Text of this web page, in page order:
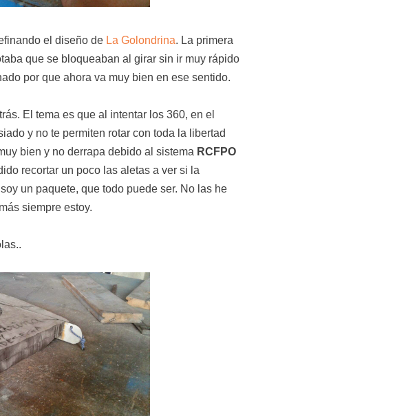
el diseño de La Golondrina. La primera
que se bloqueaban al girar sin ir muy rápido
por que ahora va muy bien en ese sentido.
El tema es que al intentar los 360, en el
y no te permiten rotar con toda la libertad
bien y no derrapa debido al sistema RCFPO
recortar un poco las aletas a ver si la
un paquete, que todo puede ser. No las he
siempre estoy.